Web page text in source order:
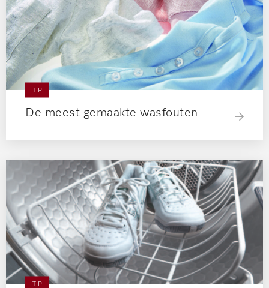
TIP
De meest gemaakte wasfouten
TIP